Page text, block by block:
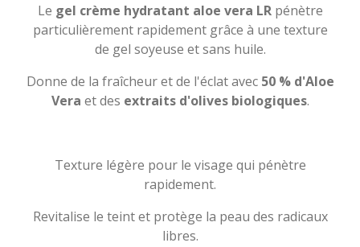
Le gel crème hydratant aloe vera LRpénètre
particulièrement rapidement grâce à une texture
de gel soyeuse et sans huile.
Donne de la fraîcheur et de l'éclat avec 50 % d'Aloe
Vera et des extraits d'olives biologiques.
Texture légère pour le visage qui pénètre
rapidement.
Revitalise le teint et protège la peau des radicaux
libres.